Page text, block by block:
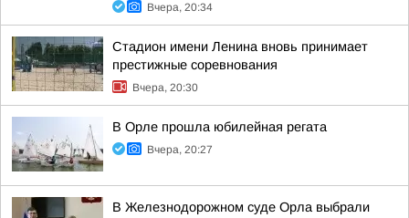
Вчера, 20:34
Стадион имени Ленина вновь принимает
престижные соревнования
Вчера, 20:30
В Орле прошла юбилейная регата
Вчера, 20:27
В Железнодорожном суде Орла выбрали